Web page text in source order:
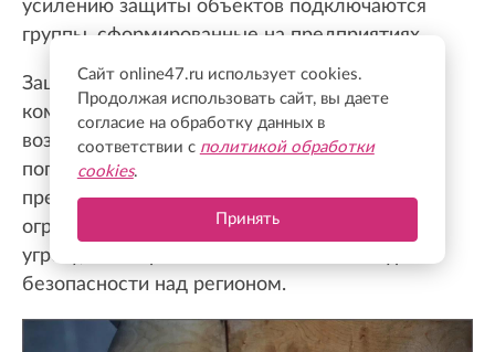
усилению защиты объектов подключаются
группы, сформированные на предприятиях.
Защита Ленинградского неба — это
комплексная работа, в которой объединены
возможности подразделений ПВО, военных,
пограничников, МОГ, органов власти и самих
предприятий. Такой подход позволяет не
ограничиваться реагированием на отдельную
угрозу, а выстраивать постоянный контур
безопасности над регионом.
Сайт online47.ru использует cookies.
Продолжая использовать сайт, вы даете
согласие на обработку данных в
соответствии с политикой обработки
cookies.
Принять